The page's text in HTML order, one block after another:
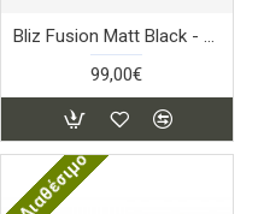
Bliz Fusion Matt Black - Smoke Lens
99,00€